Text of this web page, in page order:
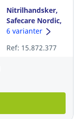
Nitrilhandsker,
Safecare Nordic,
3,5 g, blå, str. M,
6 varianter
Ref: 15.872.377